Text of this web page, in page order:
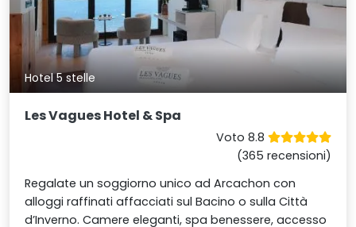
Hotel 5 stelle
Les Vagues Hotel & Spa
Voto 8.8
(365 recensioni)
Regalate un soggiorno unico ad Arcachon con
alloggi raffinati affacciati sul Bacino o sulla Città
d’Inverno. Camere eleganti, spa benessere, accesso